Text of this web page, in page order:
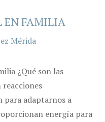
EN FAMILIA
Mérida
¿Qué son las
reacciones
para adaptarnos a
energía para